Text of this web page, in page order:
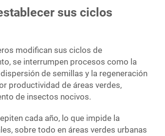
sus ciclos
modifican sus ciclos de
se interrumpen procesos como la
de semillas y la regeneración
productividad de áreas verdes,
de insectos nocivos.
cada año, lo que impide la
sobre todo en áreas verdes urbanas